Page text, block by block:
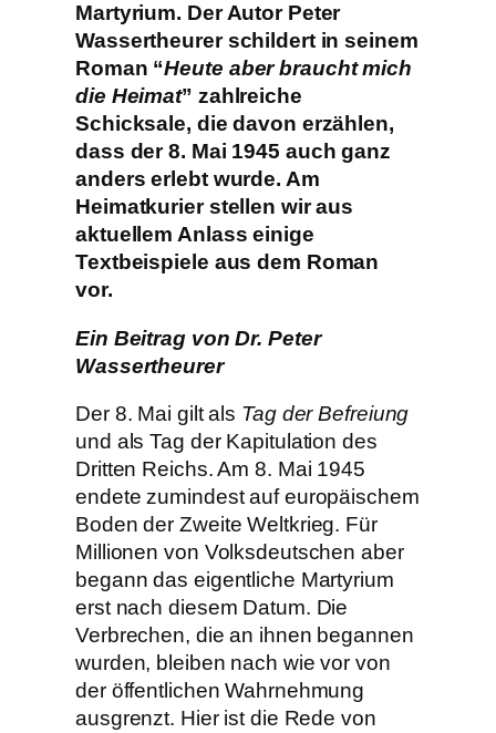
Martyrium. Der Autor Peter
Wassertheurer schildert in seinem
Roman “Heute aber braucht mich
die Heimat” zahlreiche
Schicksale, die davon erzählen,
dass der 8. Mai 1945 auch ganz
anders erlebt wurde. Am
Heimatkurier stellen wir aus
aktuellem Anlass einige
Textbeispiele aus dem Roman
vor.
Ein Beitrag von Dr. Peter
Wassertheurer
Der 8. Mai gilt als Tag der Befreiung
und als Tag der Kapitulation des
Dritten Reichs. Am 8. Mai 1945
endete zumindest auf europäischem
Boden der Zweite Weltkrieg. Für
Millionen von Volksdeutschen aber
begann das eigentliche Martyrium
erst nach diesem Datum. Die
Verbrechen, die an ihnen begannen
wurden, bleiben nach wie vor von
der öffentlichen Wahrnehmung
ausgrenzt. Hier ist die Rede von